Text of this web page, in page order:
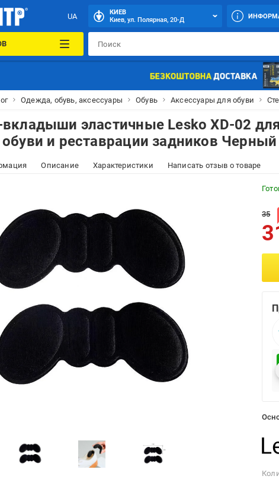
UA
КИЕВ
Киев, ул. Полярная, 20-Д
Одежда, обувь, аксессуары Обувь Аксессуары для обуви
вкладыши эластичные Lesko XD-02
и реставрации задников
Описание Характеристики Написать отзыв о товаре
35